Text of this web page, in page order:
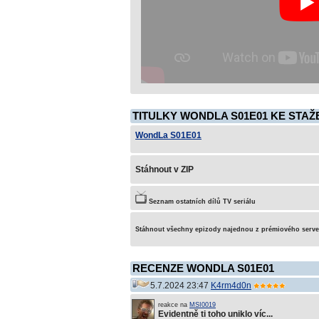
TITULKY WONDLA S01E01 KE
WondLa S01E01
Stáhnout v ZIP
Seznam ostatních dílů TV seriálu
Stáhnout všechny epizody najednou z prémiového
RECENZE WONDLA S01E01
5.7.2024 23:47 K4rm4d0n
reakce na MSI0019
Evidentně ti toho uniklo víc...